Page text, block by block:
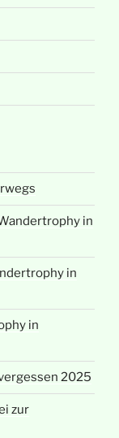
in
in
in
2025
zur